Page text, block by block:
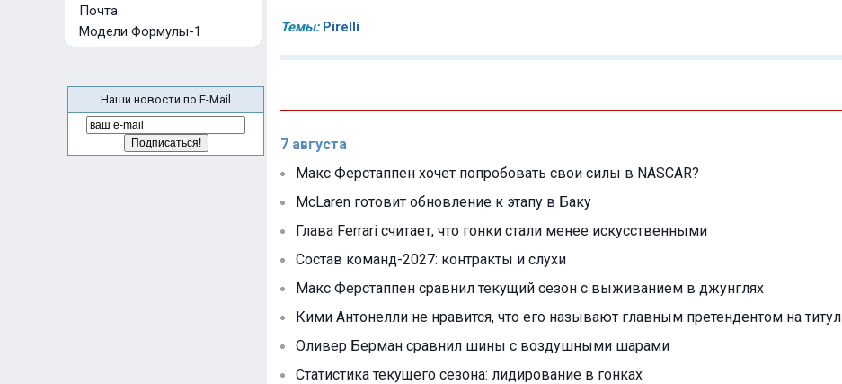
Почта
Модели Формулы-1
Наши новости по E-Mail
Темы: Pirelli
7 августа
Макс Ферстаппен хочет попробовать свои силы в NASCAR?
McLaren готовит обновление к этапу в Баку
Глава Ferrari считает, что гонки стали менее искусственными
Состав команд-2027: контракты и слухи
Макс Ферстаппен сравнил текущий сезон с выживанием в джунглях
Кими Антонелли не нравится, что его называют главным претендентом на титул
Оливер Берман сравнил шины с воздушными шарами
Статистика текущего сезона: лидирование в гонках